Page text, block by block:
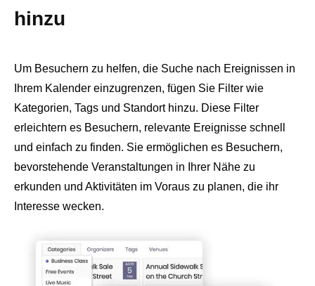
hinzu
Um Besuchern zu helfen, die Suche nach Ereignissen in
Ihrem Kalender einzugrenzen, fügen Sie Filter wie
Kategorien, Tags und Standort hinzu. Diese Filter
erleichtern es Besuchern, relevante Ereignisse schnell
und einfach zu finden. Sie ermöglichen es Besuchern,
bevorstehende Veranstaltungen in Ihrer Nähe zu
erkunden und Aktivitäten im Voraus zu planen, die ihr
Interesse wecken.